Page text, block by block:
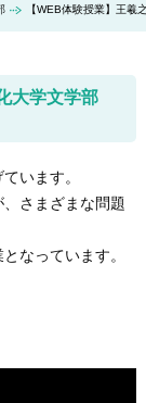
【WEB体験授業】王羲
大学文学部
います。
さまざまな問題
なっています。